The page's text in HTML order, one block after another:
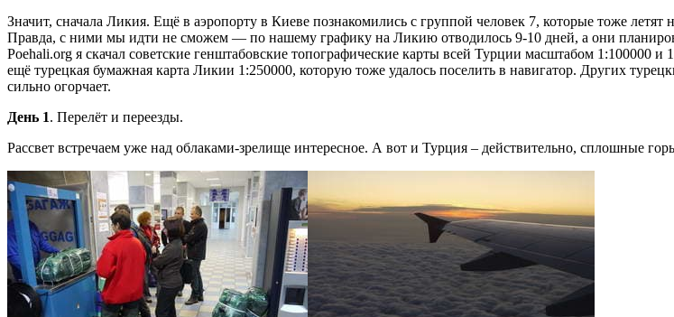
Значит, сначала Ликия. Ещё в аэропорту в Киеве познакомились с группой человек 7, которые тоже
Правда, с ними мы идти не сможем — по нашему графику на Ликию отводилось 9-10 дней, а они
Poehali.org я скачал советские генштабовские топографические карты всей Турции масштабом 1:100000
ещё турецкая бумажная карта Ликии 1:250000, которую тоже удалось поселить в навигатор. Других
сильно огорчает.
День 1. Перелёт и переезды.
Рассвет встречаем уже над облаками-зрелище интересное. А вот и Турция – действительно, сплошные